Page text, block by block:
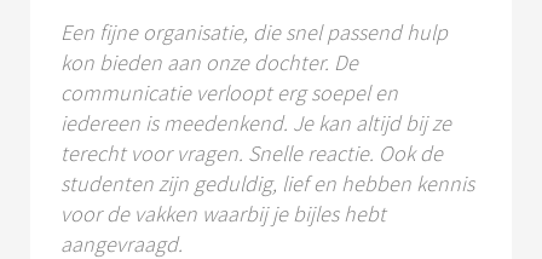
Een fijne organisatie, die snel passend hulp
kon bieden aan onze dochter. De
communicatie verloopt erg soepel en
iedereen is meedenkend. Je kan altijd bij ze
terecht voor vragen. Snelle reactie. Ook de
studenten zijn geduldig, lief en hebben kennis
voor de vakken waarbij je bijles hebt
aangevraagd.